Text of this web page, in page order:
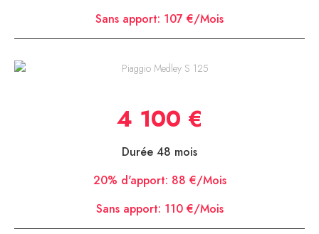
Sans apport: 107 €/Mois
4 100 €
Durée 48 mois
20% d'apport: 88 €/Mois
Sans apport: 110 €/Mois